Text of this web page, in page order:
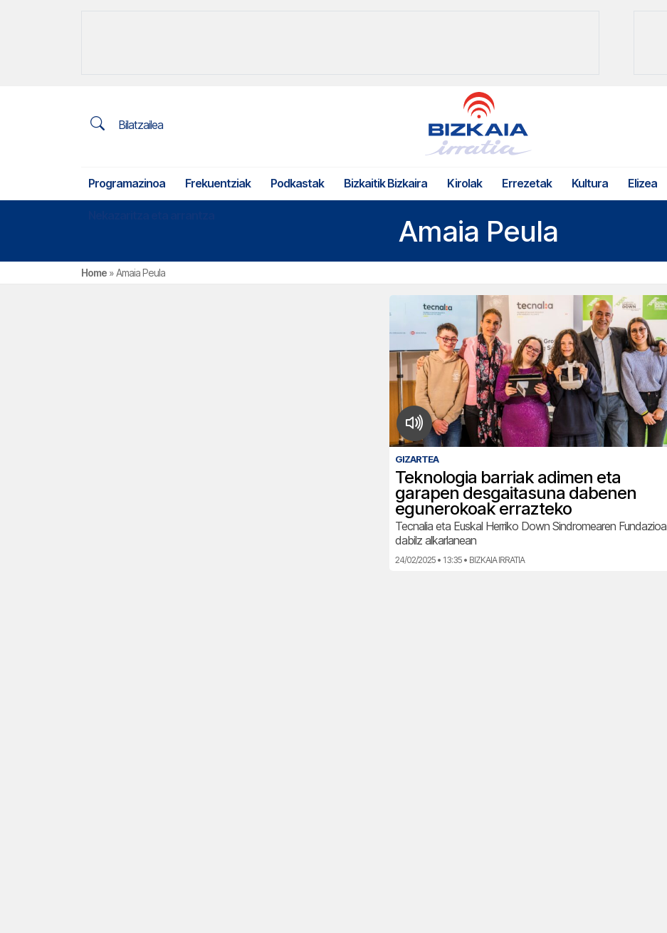
Bilatzailea
Programazinoa Frekuentziak Podkastak Bizkaitik Bizkaira Kirolak Errezetak Kultura Elizea
Amaia Peula
Home »Amaia Peula
GIZARTEA
Teknologia barriak adimen eta
garapen desgaitasuna dabenen
egunerokoak errazteko
Tecnalia eta Euskal Herriko Down Sindromearen Fundazioa
dabilz alkarlanean
24/02/2025 • 13:35 • BIZKAIA IRRATIA